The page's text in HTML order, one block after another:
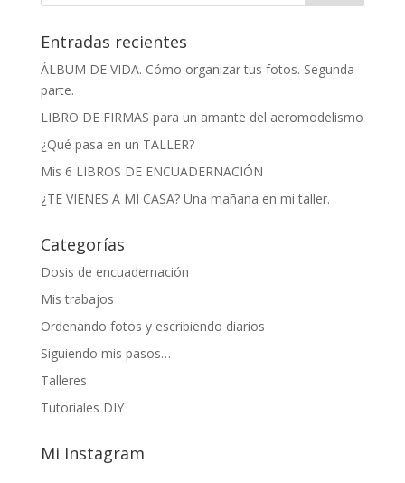
Entradas recientes
ÁLBUM DE VIDA. Cómo organizar tus fotos. Segunda
parte.
LIBRO DE FIRMAS para un amante del aeromodelismo
¿Qué pasa en un TALLER?
Mis 6 LIBROS DE ENCUADERNACIÓN
¿TE VIENES A MI CASA? Una mañana en mi taller.
Categorías
Dosis de encuadernación
Mis trabajos
Ordenando fotos y escribiendo diarios
Siguiendo mis pasos…
Talleres
Tutoriales DIY
Mi Instagram